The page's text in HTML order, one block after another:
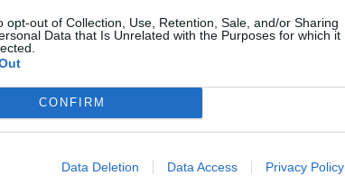
opt-out of Collection, Use, Retention, Sale, and/or Sharing
Data that Is Unrelated with the Purposes for which it
CONFIRM
Data Deletion Data Access Privacy Policy
obligatoires sont indiqués avec*